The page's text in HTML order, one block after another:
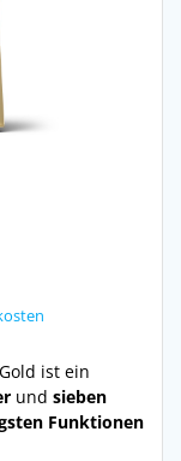
ist ein
und sieben
Funktionen